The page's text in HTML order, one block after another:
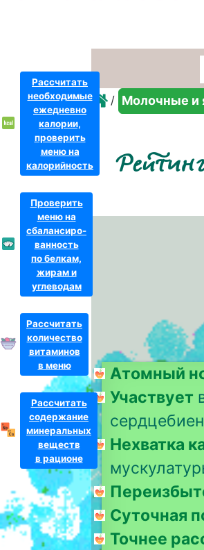
/ Молочные и
Рассчитать
необходимые
ежедневно
калории,
проверить
меню на
калорийность
Проверить
меню на
сбалансиро-
ванность
по белкам,
жирам и
углеводам
Рассчитать
количество
витаминов
в меню
Рассчитать
содержание
минеральных
веществ
в рационе
Атомный
Участвует
Нехватка
Суточная
Точнее